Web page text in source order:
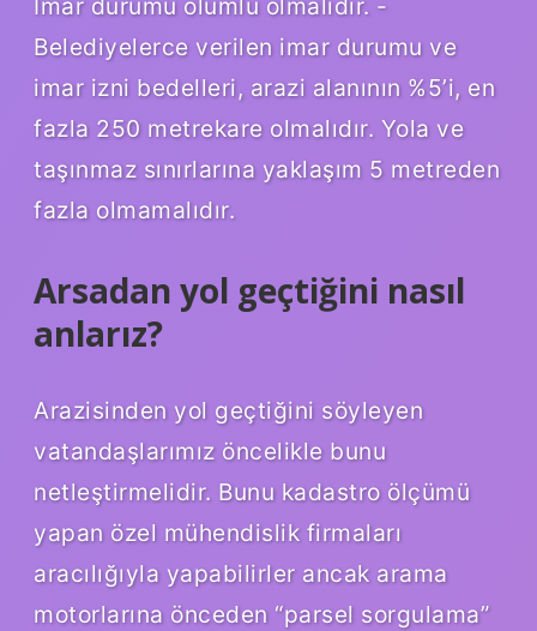
İmar durumu olumlu olmalıdır. -
Belediyelerce verilen imar durumu ve
imar izni bedelleri, arazi alanının %5’i, en
fazla 250 metrekare olmalıdır. Yola ve
taşınmaz sınırlarına yaklaşım 5 metreden
fazla olmamalıdır.
Arsadan yol geçtiğini nasıl
anlarız?
Arazisinden yol geçtiğini söyleyen
vatandaşlarımız öncelikle bunu
netleştirmelidir. Bunu kadastro ölçümü
yapan özel mühendislik firmaları
aracılığıyla yapabilirler ancak arama
motorlarına önceden “parsel sorgulama”